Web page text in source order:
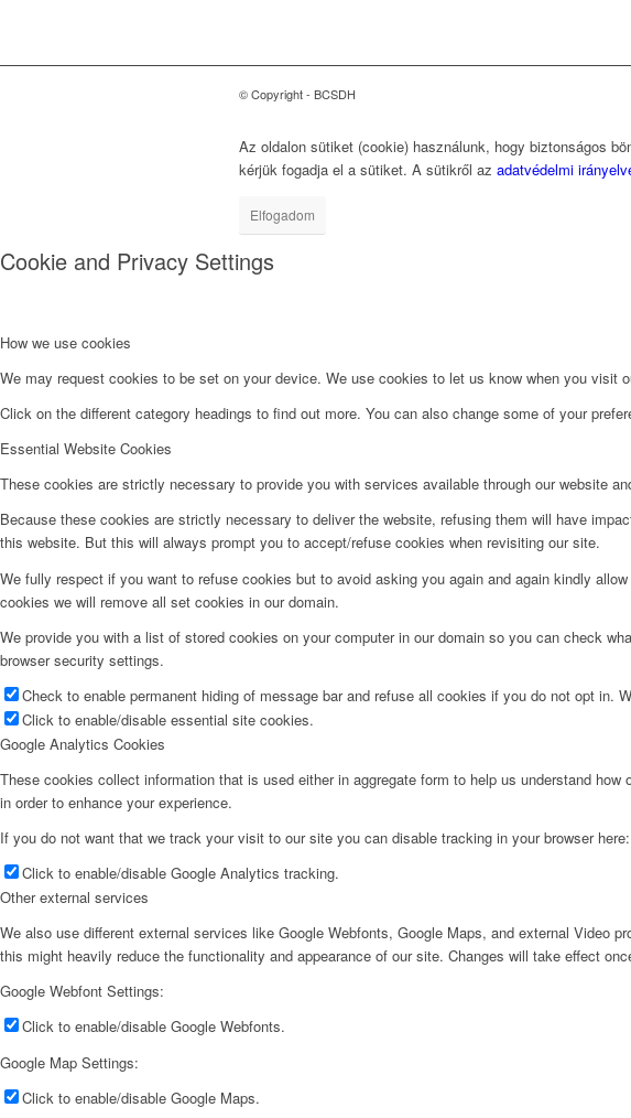
© Copyright - BCSDH
Az oldalon sütiket (cookie) használunk, hogy biztonságos
kérjük fogadja el a sütiket. A sütikről az adatvédelmi
Elfogadom
Cookie and Privacy Settings
How we use cookies
We may request cookies to be set on your device. We use cookies to let us know when you
Click on the different category headings to find out more. You can also change some of your
Essential Website Cookies
These cookies are strictly necessary to provide you with services available through our website
Because these cookies are strictly necessary to deliver the website, refusing them will have
this website. But this will always prompt you to accept/refuse cookies when revisiting our site.
We fully respect if you want to refuse cookies but to avoid asking you again and again kindly
cookies we will remove all set cookies in our domain.
We provide you with a list of stored cookies on your computer in our domain so you can check
browser security settings.
Check to enable permanent hiding of message bar and refuse all cookies if you do not opt in.
Click to enable/disable essential site cookies.
Google Analytics Cookies
These cookies collect information that is used either in aggregate form to help us understand
in order to enhance your experience.
If you do not want that we track your visit to our site you can disable tracking in your browser here:
Click to enable/disable Google Analytics tracking.
Other external services
We also use different external services like Google Webfonts, Google Maps, and external Video
this might heavily reduce the functionality and appearance of our site. Changes will take effect
Google Webfont Settings:
Click to enable/disable Google Webfonts.
Google Map Settings:
Click to enable/disable Google Maps.